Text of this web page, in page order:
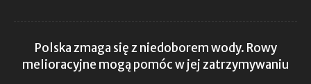
Polska zmaga się z niedoborem wody. Rowy
melioracyjne mogą pomóc w jej zatrzymywaniu